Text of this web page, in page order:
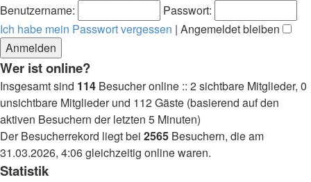
Benutzername:
Passwort:
Ich habe mein Passwort vergessen | Angemeldet bleiben
Wer ist online?
Insgesamt sind 114 Besucher online :: 2 sichtbare Mitglieder, 0
unsichtbare Mitglieder und 112 Gäste (basierend auf den
aktiven Besuchern der letzten 5 Minuten)
Der Besucherrekord liegt bei 2565 Besuchern, die am
31.03.2026, 4:06 gleichzeitig online waren.
Statistik